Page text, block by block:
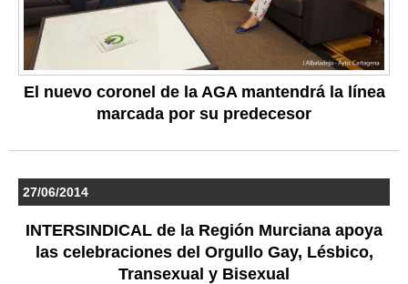
El nuevo coronel de la AGA mantendrá la línea
marcada por su predecesor
27/06/2014
INTERSINDICAL de la Región Murciana apoya
las celebraciones del Orgullo Gay, Lésbico,
Transexual y Bisexual